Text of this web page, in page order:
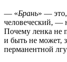
— «Брань» —
человеческий, —
Почему ленка не
и быть не может,
перманентной